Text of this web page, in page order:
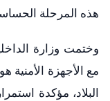
هذه المرحلة
​وختمت وزارة
مع الأجهزة الأمنية
البلاد، مؤكدة